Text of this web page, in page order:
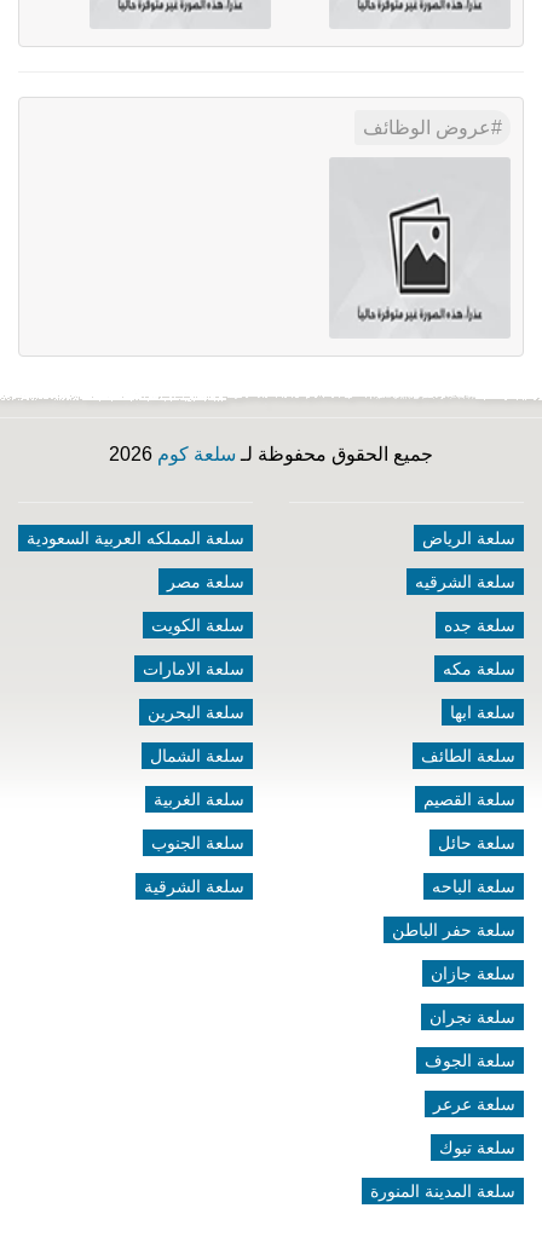
عروض الوظائف
جميع الحقوق محفوظة لـ سلعة كوم
سلعة الرياض
سلعة الشرقيه
سلعة جده
سلعة مكه
سلعة ابها
سلعة الطائف
سلعة القصيم
سلعة حائل
سلعة الباحه
سلعة حفر الباطن
سلعة جازان
سلعة نجران
سلعة الجوف
سلعة عرعر
سلعة تبوك
سلعة المدينة المنورة
سلعة المملكه العربية السعودية
سلعة مصر
سلعة الكويت
سلعة الامارات
سلعة البحرين
سلعة الشمال
سلعة الغربية
سلعة الجنوب
سلعة الشرقية